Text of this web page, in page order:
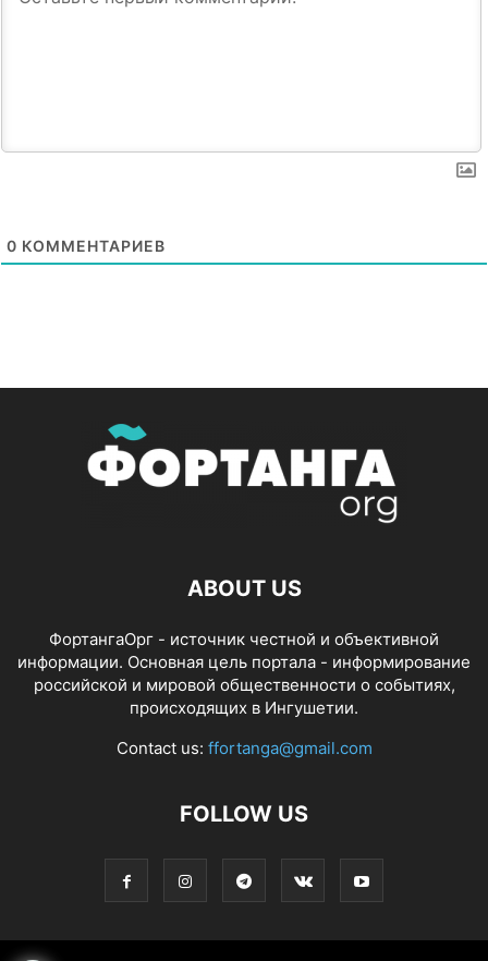
0 КОММЕНТАРИЕВ
ABOUT US
ФортангаОрг - источник честной и объективной
информации. Основная цель портала - информирование
российской и мировой общественности о событиях,
происходящих в Ингушетии.
Contact us: ffortanga@gmail.com
FOLLOW US